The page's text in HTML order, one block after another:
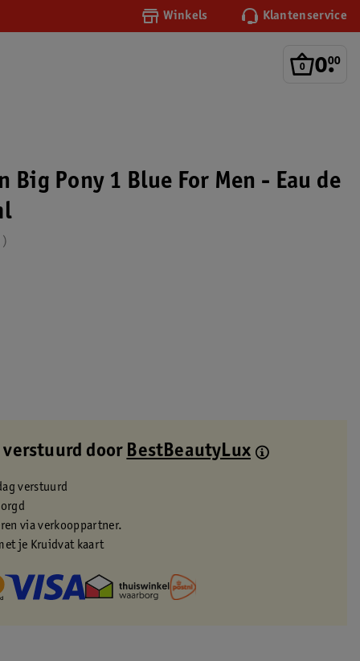
Winkels Klantenservice
0.
00
Big Pony 1 Blue For Men - Eau de
verstuurd door BestBeautyLux
verstuurd
via verkooppartner.
je Kruidvat kaart